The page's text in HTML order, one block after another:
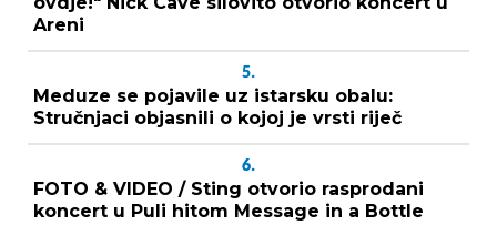
Areni
5.
Meduze se pojavile uz istarsku obalu:
Stručnjaci objasnili o kojoj je vrsti riječ
6.
FOTO & VIDEO / Sting otvorio rasprodani
koncert u Puli hitom Message in a Bottle